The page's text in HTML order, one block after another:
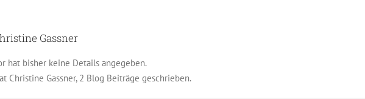
Gassner
hat bisher keine Details angegeben.
Christine Gassner, 2 Blog Beiträge geschrieben.